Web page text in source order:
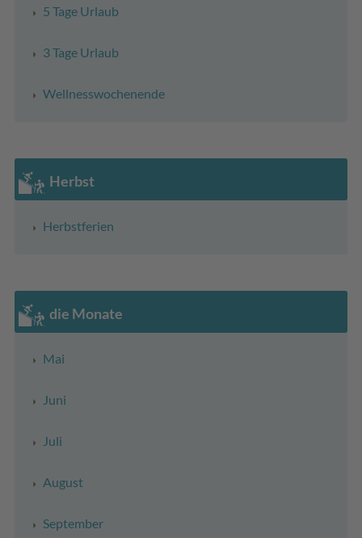
5 Tage Urlaub
3 Tage Urlaub
Wellnesswochenende
Herbst
Herbstferien
die Monate
Mai
Juni
Juli
August
September